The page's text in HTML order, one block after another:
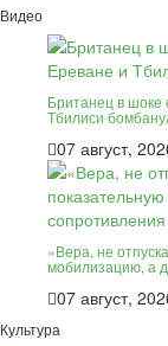
Видео
Британец в шоке
Тбилиси
07 август,
«Вера, не
мобилизацию, а
07 август,
Культура